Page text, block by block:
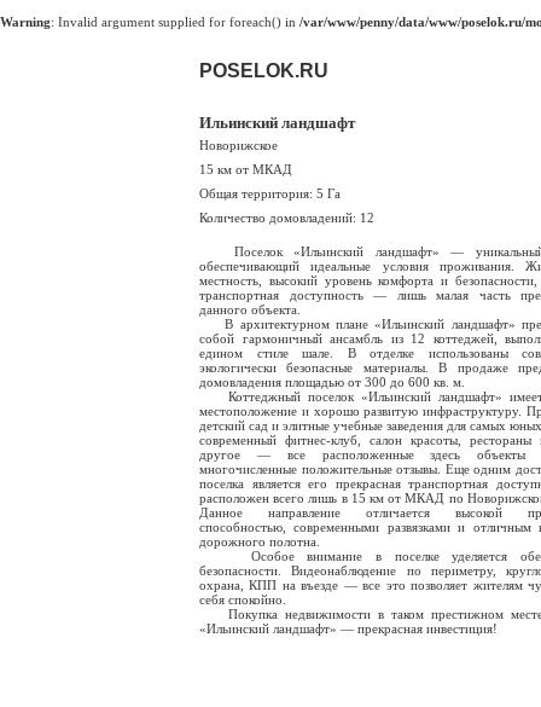
Warning: Invalid argument supplied for foreach() in /var/www/penny/data/www/poselok.ru/
POSELOK.RU
Ильинский ландшафт
Новорижское
15 км от МКАД
Общая территория: 5 Га
Количество домовладений: 12
Поселок «Ильинский ландшафт» —
обеспечивающий идеальные условия проживания.
местность, высокий уровень комфорта и безопасности,
транспортная доступность — лишь малая часть
данного объекта.
В архитектурном плане «Ильинский ландшафт»
собой гармоничный ансамбль из 12 коттеджей,
едином стиле шале. В отделке использованы
экологически безопасные материалы. В продаже
домовладения площадью от 300 до 600 кв. м.
Коттеджный поселок «Ильинский ландшафт»
местоположение и хорошо развитую инфраструктуру.
детский сад и элитные учебные заведения для самых
современный фитнес-клуб, салон красоты,
другое — все расположенные здесь объекты
многочисленные положительные отзывы. Еще одним
поселка является его прекрасная транспортная
расположен всего лишь в 15 км от МКАД по
Данное направление отличается высокой
способностью, современными развязками и отличным
дорожного полотна.
Особое внимание в поселке уделяется
безопасности. Видеонаблюдение по периметру,
охрана, КПП на въезде — все это позволяет жителям
себя спокойно.
Покупка недвижимости в таком престижном
«Ильинский ландшафт» — прекрасная инвестиция!